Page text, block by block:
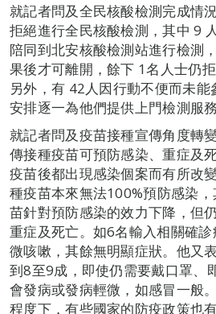
就記者問及全民核酸檢測完成情
拒絕進行全民核酸檢測，其中 9
陪同到北安核酸檢測站進行檢測
果後才可離開，餘下 1名人士仍拒
另外，有 42人因行動不便而未
安排逐一為他們提供上門檢測服務
就記者問及疫苗接種宣傳角度轉
傳接種疫苗可預防感染、重症及
疫苗後都出現感染個案而有所改
種疫苗本來無法100%預防感染
苗針對預防感染的效力下降，但
重症及死亡。如6名輸入相關確
微咳嗽，其餘無明顯症狀。他又
到8至9成，即使仍需要戴口罩、
會發病或發病輕微，如感冒一般
程度下，有些國家的防疫政策也